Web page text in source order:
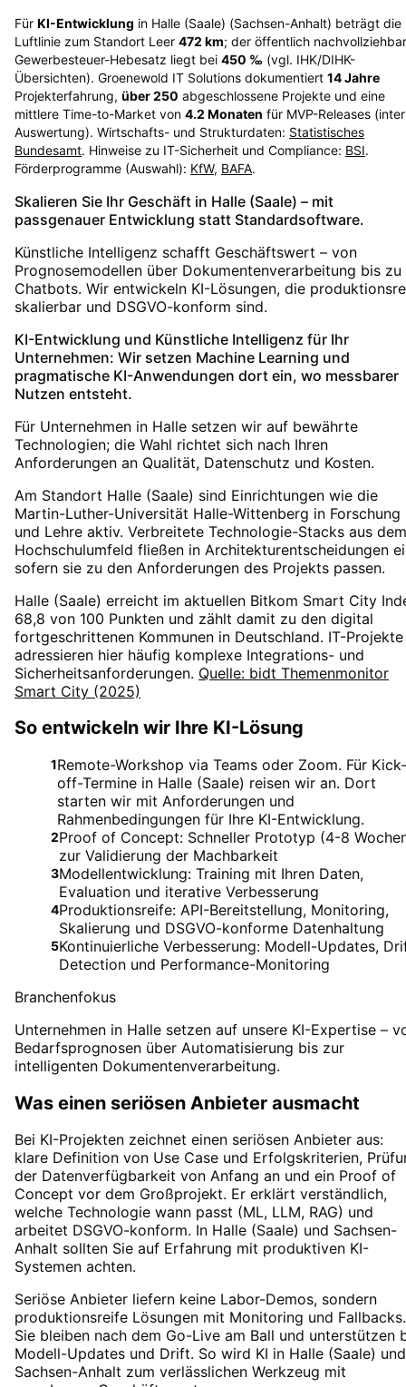
Für KI-Entwicklung in Halle (Saale) (Sachsen-Anhalt) beträgt die
Luftlinie zum Standort Leer 472 km; der öffentlich
Gewerbesteuer-Hebesatz liegt bei 450 ‰ (vgl. IHK/DIHK-
Übersichten). Groenewold IT Solutions dokumentiert 14Jahre
Projekterfahrung, über250 abgeschlossene Projekte und eine
mittlere Time-to-Market von 4.2 Monaten für MVP-Releases
Auswertung). Wirtschafts- und Strukturdaten: Statistisches
Bundesamt. Hinweise zu IT-Sicherheit und Compliance: BSI.
Förderprogramme (Auswahl): KfW, BAFA.
Skalieren Sie Ihr Geschäft in Halle (Saale) – mit
passgenauer Entwicklung statt Standardsoftware.
Künstliche Intelligenz schafft Geschäftswert – von
Prognosemodellen über Dokumentenverarbeitung bis zu
Chatbots. Wir entwickeln KI-Lösungen, die
skalierbar und DSGVO-konform sind.
KI-Entwicklung und Künstliche Intelligenz für Ihr
Unternehmen: Wir setzen Machine Learning und
pragmatische KI-Anwendungen dort ein, wo messbarer
Nutzen entsteht.
Für Unternehmen in Halle setzen wir auf bewährte
Technologien; die Wahl richtet sich nach Ihren
Anforderungen an Qualität, Datenschutz und Kosten.
Am Standort Halle (Saale) sind Einrichtungen wie die
Martin-Luther-Universität Halle-Wittenberg in Forschung
und Lehre aktiv. Verbreitete Technologie-Stacks aus dem
Hochschulumfeld fließen in Architekturentscheidungen
sofern sie zu den Anforderungen des Projekts passen.
Halle (Saale) erreicht im aktuellen Bitkom Smart City
68,8 von 100 Punkten und zählt damit zu den digital
fortgeschrittenen Kommunen in Deutschland. IT-Projekte
adressieren hier häufig komplexe Integrations- und
Sicherheitsanforderungen. Quelle: bidt Themenmonitor
Smart City (2025)
So entwickeln wir Ihre KI-Lösung
1Remote-Workshop via Teams oder Zoom. Für Kick-
off-Termine in Halle (Saale) reisen wir an. Dort
starten wir mit Anforderungen und
Rahmenbedingungen für Ihre KI-Entwicklung.
2Proof of Concept: Schneller Prototyp (4-8
zur Validierung der Machbarkeit
3Modellentwicklung: Training mit Ihren Daten,
Evaluation und iterative Verbesserung
4Produktionsreife: API-Bereitstellung, Monitoring,
Skalierung und DSGVO-konforme Datenhaltung
5Kontinuierliche Verbesserung: Modell-Updates,
Detection und Performance-Monitoring
Branchenfokus
Unternehmen in Halle setzen auf unsere KI-Expertise –
Bedarfsprognosen über Automatisierung bis zur
intelligenten Dokumentenverarbeitung.
Was einen seriösen Anbieter ausmacht
Bei KI-Projekten zeichnet einen seriösen Anbieter aus:
klare Definition von Use Case und Erfolgskriterien,
der Datenverfügbarkeit von Anfang an und ein Proof of
Concept vor dem Großprojekt. Er erklärt verständlich,
welche Technologie wann passt (ML, LLM, RAG) und
arbeitet DSGVO-konform. In Halle (Saale) und Sachsen-
Anhalt sollten Sie auf Erfahrung mit produktiven KI-
Systemen achten.
Seriöse Anbieter liefern keine Labor-Demos, sondern
produktionsreife Lösungen mit Monitoring und Fallbacks.
Sie bleiben nach dem Go-Live am Ball und unterstützen
Modell-Updates und Drift. So wird KI in Halle (Saale) und
Sachsen-Anhalt zum verlässlichen Werkzeug mit